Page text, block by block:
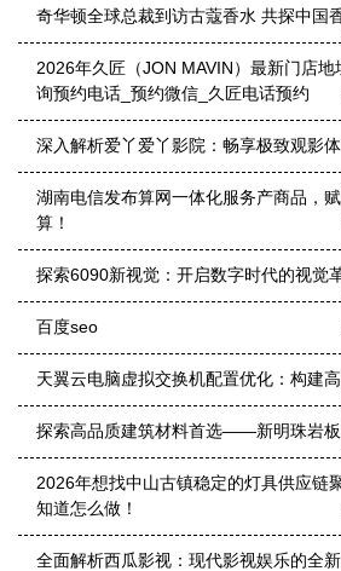
奇华顿全球总裁到访古蔻香水 共探中国
2026年久匠（JON MAVIN）最新门店
询预约电话_预约微信_久匠电话预约
深入解析爱丫爱丫影院：畅享极致观影
湖南电信发布算网一体化服务产商品，
算！
探索6090新视觉：开启数字时代的视觉
百度seo
天翼云电脑虚拟交换机配置优化：构建
探索高品质建筑材料首选——新明珠岩
2026年想找中山古镇稳定的灯具供应链
知道怎么做！
全面解析西瓜影视：现代影视娱乐的全